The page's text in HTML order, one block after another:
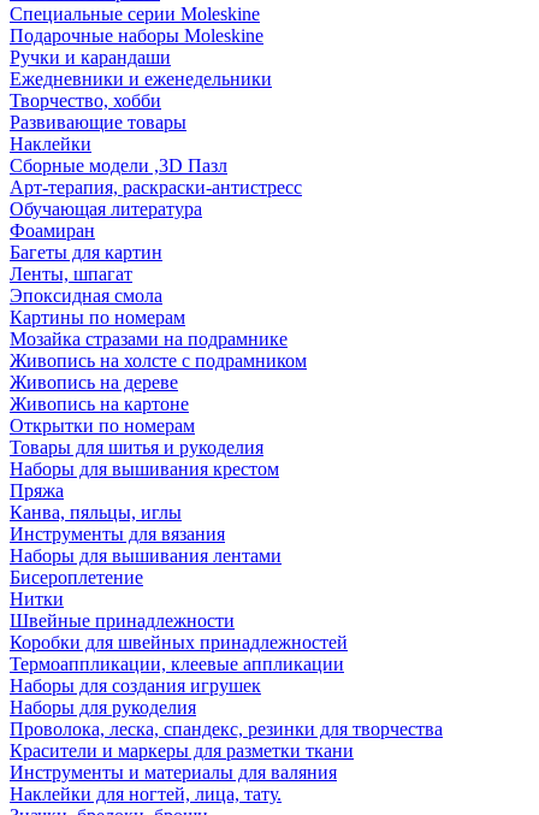
Специальные серии Moleskine
Подарочные наборы Moleskine
Ручки и карандаши
Ежедневники и еженедельники
Творчество, хобби
Развивающие товары
Наклейки
Сборные модели ,3D Пазл
Арт-терапия, раскраски-антистресс
Обучающая литература
Фоамиран
Багеты для картин
Ленты, шпагат
Эпоксидная смола
Картины по номерам
Мозайка стразами на подрамнике
Живопись на холсте с подрамником
Живопись на дереве
Живопись на картоне
Открытки по номерам
Товары для шитья и рукоделия
Наборы для вышивания крестом
Пряжа
Канва, пяльцы, иглы
Инструменты для вязания
Наборы для вышивания лентами
Бисероплетение
Нитки
Швейные принадлежности
Коробки для швейных принадлежностей
Термоаппликации, клеевые аппликации
Наборы для создания игрушек
Наборы для рукоделия
Проволока, леска, спандекс, резинки для творчества
Красители и маркеры для разметки ткани
Инструменты и материалы для валяния
Наклейки для ногтей, лица, тату.